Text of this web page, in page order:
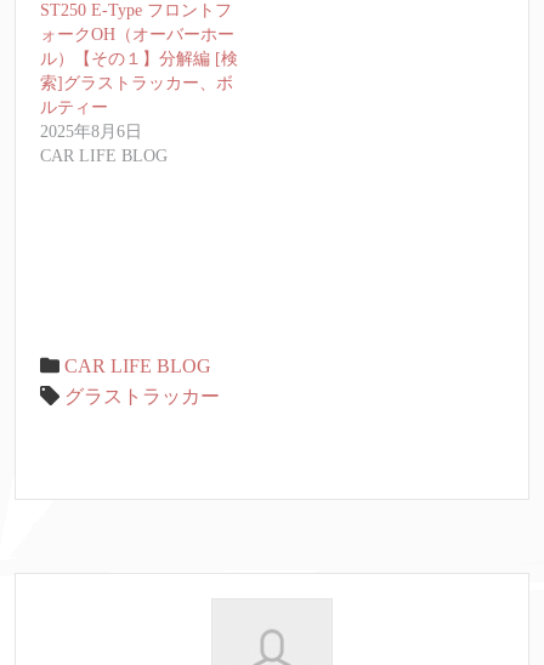
ST250 E-Type フロントフ
ォークOH（オーバーホー
ル）【その１】分解編 [検
索]グラストラッカー、ボ
ルティー
2025年8月6日
CAR LIFE BLOG
CAR LIFE BLOG
グラストラッカー